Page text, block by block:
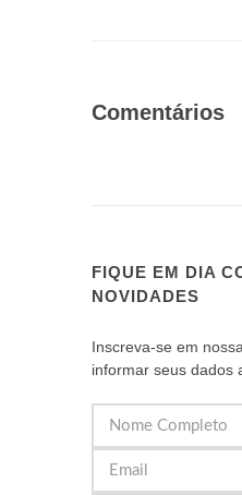
Comentários
FIQUE EM DIA
NOVIDADES
Inscreva-se em
informar seus dados